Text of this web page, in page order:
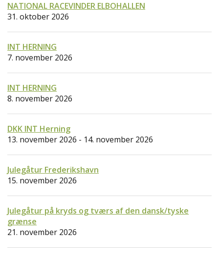
NATIONAL RACEVINDER ELBOHALLEN
31. oktober 2026
INT HERNING
7. november 2026
INT HERNING
8. november 2026
DKK INT Herning
13. november 2026 - 14. november 2026
Julegåtur Frederikshavn
15. november 2026
Julegåtur på kryds og tværs af den dansk/tyske
grænse
21. november 2026